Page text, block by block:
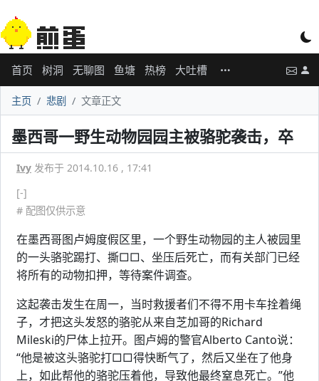
首页 树洞 无聊图 鱼塘 热榜 大吐槽
主页 悲剧 文章正文
墨西哥一野生动物园园主被骆驼袭击，卒
Ivy 发布于 2014.10.16 , 17:41
[-]
# 配图仅供示意
在墨西哥图卢姆度假区里，一个野生动物园的主人被园里
的一头骆驼踢打、撕□□、坐压后死亡，而有关部门已经
将所有的动物扣押，等待案件调查。
这起袭击发生在周一，当时救援者们不得不用卡车拴着绳
子，才把这头发怒的骆驼从来自芝加哥的Richard
Mileski的尸体上拉开。图卢姆的警官Alberto Canto说：
“他是被这头骆驼打□□得快断气了，然后又坐在了他身
上，如此帮他的骆驼压着他，导致他最终窒息死亡。”他